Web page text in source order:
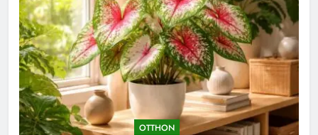
koncentrációk és felhasználási
tippek
OTTHON
8
Kevés gondozást igénylő kert:
így tervezz látványos, mégis
könnyen fenntartható udvart
KERT ÉS TERASZ
OTTHON